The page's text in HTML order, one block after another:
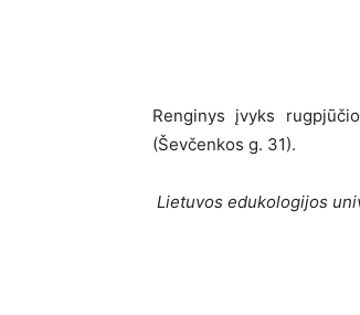
Renginys įvyks
(Ševčenkos g. 31).
Lietuvos edukologijos